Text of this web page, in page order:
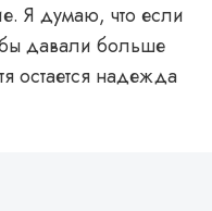
Я думаю, что если
давали больше
остается надежда